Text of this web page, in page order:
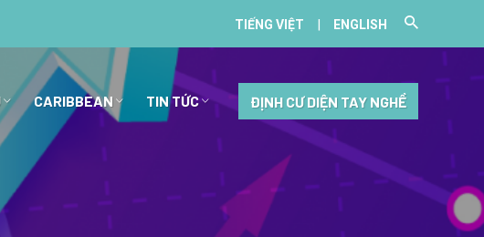
TIẾNG VIỆT | ENGLISH
CARIBBEAN TIN TỨC ĐỊNH CƯ DIỆN TAY NGHỀ